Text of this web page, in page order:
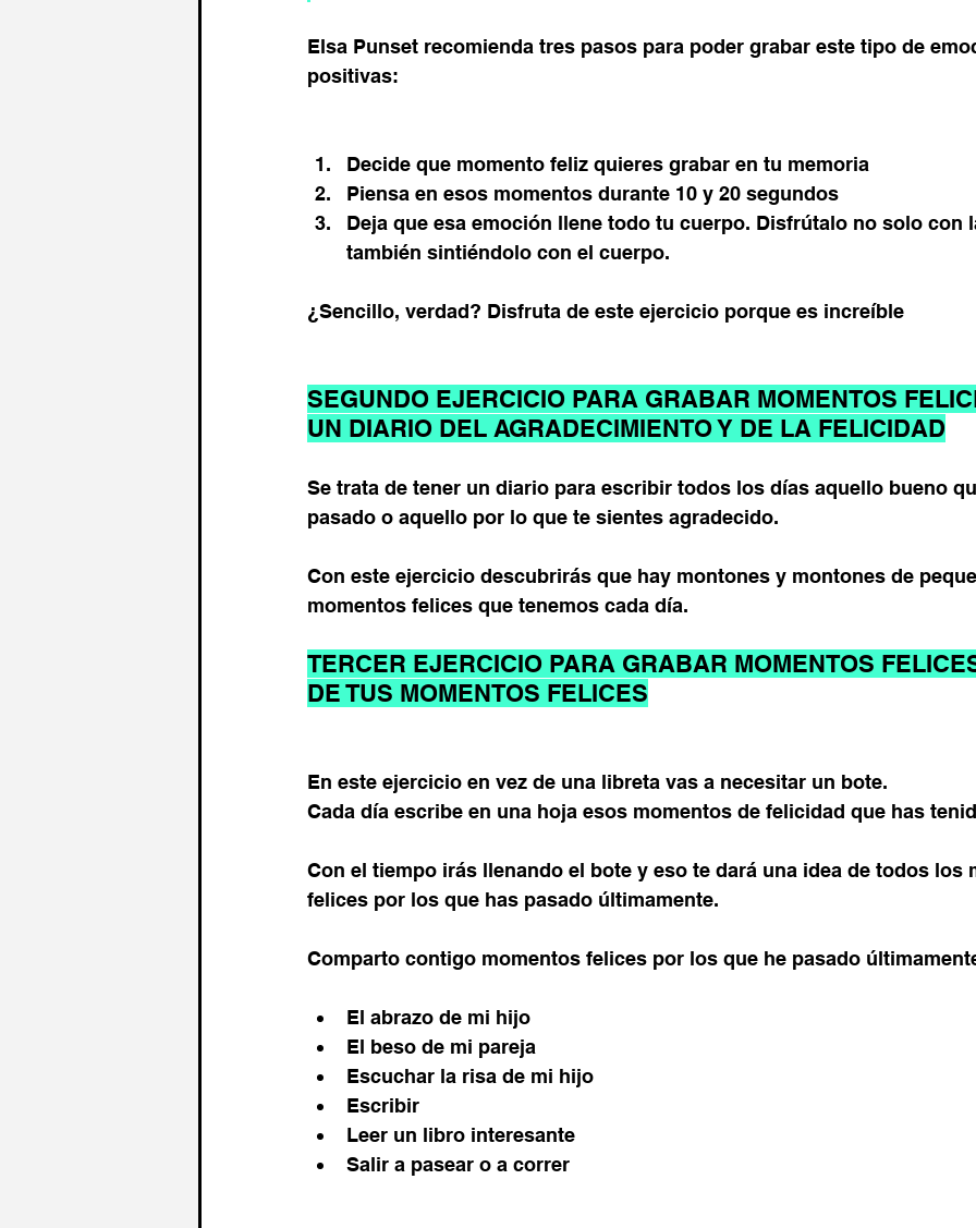
Elsa Punset recomienda tres pasos para poder grabar este tipo de
positivas:
Decide que momento feliz quieres grabar en tu memoria
Piensa en esos momentos durante 10 y 20 segundos
Deja que esa emoción llene todo tu cuerpo. Disfrútalo no solo con
también sintiéndolo con el cuerpo.
¿Sencillo, verdad? Disfruta de este ejercicio porque es increíble
SEGUNDO EJERCICIO PARA GRABAR MOMENTOS
UN DIARIO DEL AGRADECIMIENTO Y DE LA FELICIDAD
Se trata de tener un diario para escribir todos los días aquello bueno
pasado o aquello por lo que te sientes agradecido.
Con este ejercicio descubrirás que hay montones y montones de
momentos felices que tenemos cada día.
TERCER EJERCICIO PARA GRABAR MOMENTOS
DE TUS MOMENTOS FELICES
En este ejercicio en vez de una libreta vas a necesitar un bote.
Cada día escribe en una hoja esos momentos de felicidad que has
Con el tiempo irás llenando el bote y eso te dará una idea de todos los
felices por los que has pasado últimamente.
Comparto contigo momentos felices por los que he pasado
El abrazo de mi hijo
El beso de mi pareja
Escuchar la risa de mi hijo
Escribir
Leer un libro interesante
Salir a pasear o a correr